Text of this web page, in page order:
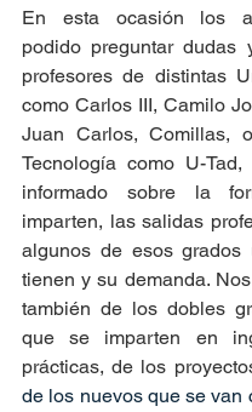
En esta ocasión los
podido preguntar dudas
profesores de distintas
como Carlos III, Camilo
Juan Carlos, Comillas,
Tecnología como U-
informado sobre la
imparten, las salidas
algunos de esos grados
tienen y su demanda.
también de los dobles
que se imparten en
prácticas, de los
de los nuevos que se van